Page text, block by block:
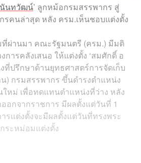
นทวัฒน์’ ลูกหม้อกรมสรรพากร สู่
รคนล่าสุด หลัง ครม.เห็นชอบแต่งตั้ง
ผ่านมา คณะรัฐมนตรี (ครม.) มีมติ
ารคลังเสนอ ให้แต่งตั้ง ‘สมศักดิ์ อ
ปรึกษาด้านยุทธศาสตร์การจัดเก็บ
) กรมสรรพากร ขึ้นดำรงตำแหน่ง
หม่ เพื่อทดแทนตำแหน่งที่ว่าง หลัง
อกจากราชการ มีผลตั้งแต่วันที่ 1
รแต่งตั้งจะมีผลตั้งแต่วันที่ทรงพระ
ระหม่อมแต่งตั้ง